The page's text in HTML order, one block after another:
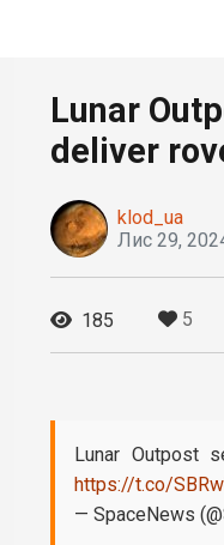
Lunar
deliver
klod_ua
Лис 29,
185 5
Lunar Outpost
https://t.co/
— SpaceNews